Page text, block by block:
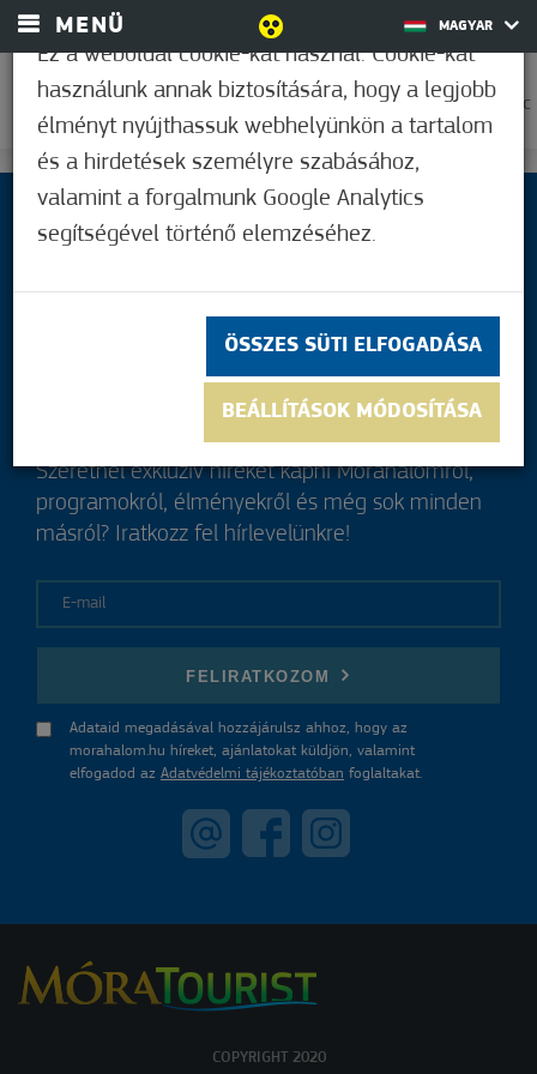
MENÜ MAGYAR
0
33,9°C
Ez a weboldal cookie-kat használ. Cookie-kat
használunk annak biztosítására, hogy a legjobb
élményt nyújthassuk webhelyünkön a tartalom
és a hirdetések személyre szabásához,
valamint a forgalmunk Google Analytics
segítségével történő elemzéséhez.
ÖSSZES SÜTI ELFOGADÁSA
BEÁLLÍTÁSOK MÓDOSÍTÁSA
Szeretnél exkluzív híreket kapni Mórahalomról,
programokról, élményekről és még sok minden
másról? Iratkozz fel hírlevelünkre!
FELIRATKOZOM
Adataid megadásával hozzájárulsz ahhoz, hogy az
morahalom.hu híreket, ajánlatokat küldjön, valamint
elfogadod az Adatvédelmi tájékoztatóban foglaltakat.
COPYRIGHT 2020